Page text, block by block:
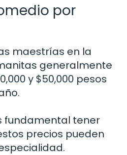
por
maestrías en la
generalmente
y $50,000 pesos
fundamental tener
precios pueden